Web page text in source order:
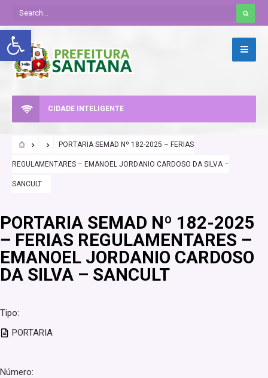
Abrir a barra de ferramentas
CIDADE INTELIGENTE
PORTARIA SEMAD Nº 182-2025 – FERIAS
REGULAMENTARES – EMANOEL JORDANIO CARDOSO DA SILVA –
SANCULT
PORTARIA SEMAD Nº 182-2025
– FERIAS REGULAMENTARES –
EMANOEL JORDANIO CARDOSO
DA SILVA – SANCULT
Tipo:
PORTARIA
Número: